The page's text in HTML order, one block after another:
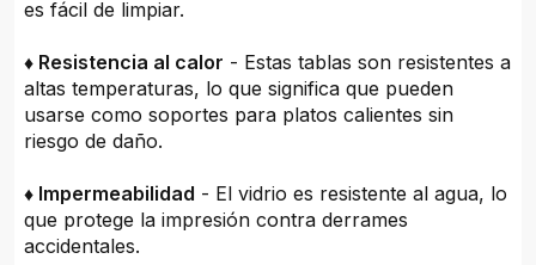
es fácil de limpiar.
♦ Resistencia al calor - Estas tablas son resistentes a
altas temperaturas, lo que significa que pueden
usarse como soportes para platos calientes sin
riesgo de daño.
♦ Impermeabilidad - El vidrio es resistente al agua, lo
que protege la impresión contra derrames
accidentales.